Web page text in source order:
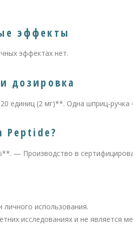
эффекты
эффектах нет.
дозировка
единиц (2 мг)**. Одна шприц-
Peptide?
— Производство в
использования.
исследованиях и не является